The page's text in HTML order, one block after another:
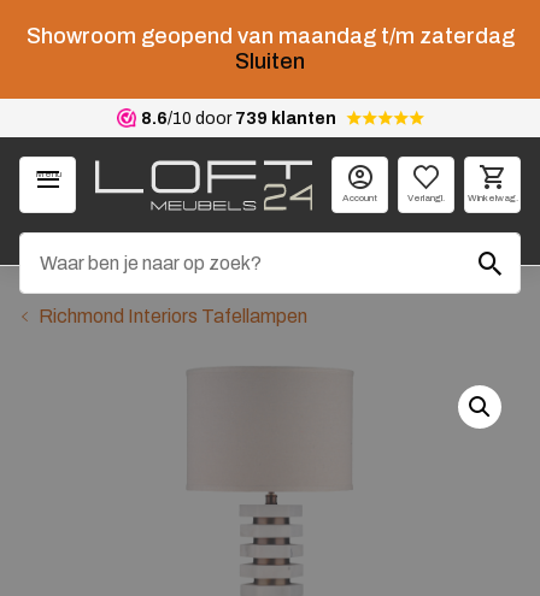
Showroom geopend van maandag t/m zaterdag
Sluiten
8.6/10 door 739 klanten
Menu
Account Verlangl. Winkelwag.
Richmond Interiors Tafellampen